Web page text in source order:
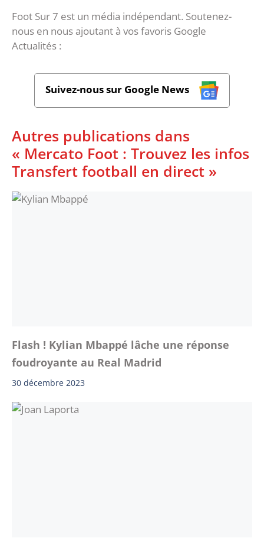
Foot Sur 7 est un média indépendant. Soutenez-
nous en nous ajoutant à vos favoris Google
Actualités :
Suivez-nous sur Google News
Autres publications dans
« Mercato Foot : Trouvez les infos
Transfert football en direct »
Flash ! Kylian Mbappé lâche une réponse
foudroyante au Real Madrid
30 décembre 2023